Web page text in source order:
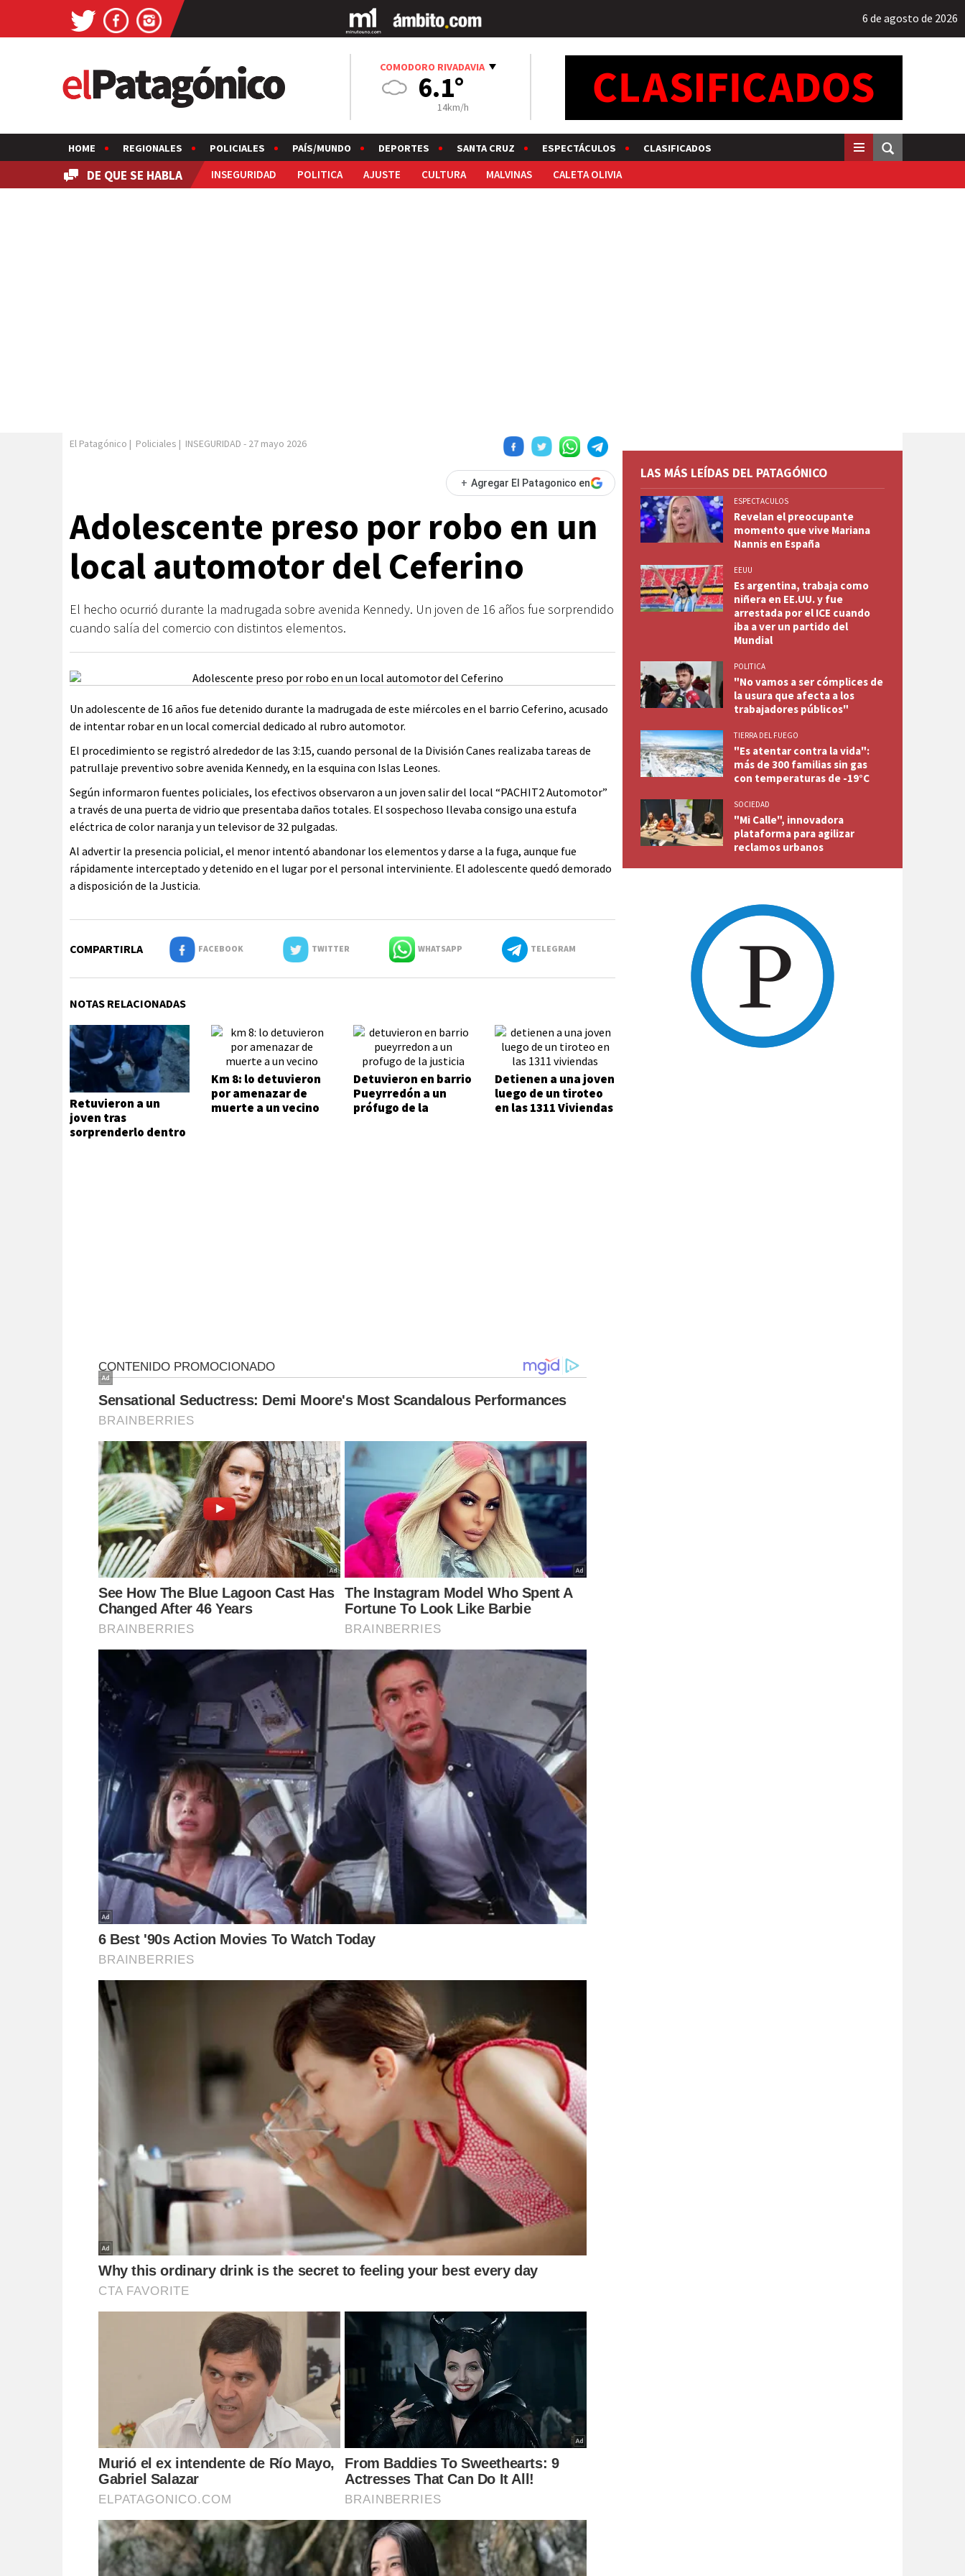
6 de agosto de 2026
COMODORO RIVADAVIA
6.1°
14km/h
HOME REGIONALES POLICIALES PAÍS/MUNDO DEPORTES SANTA CRUZ ESPECTÁCULOS CLASIFICADOS
DE QUE SE HABLA INSEGURIDAD POLITICA AJUSTE CULTURA MALVINAS CALETA OLIVIA
El Patagónico | Policiales | INSEGURIDAD - 27 mayo 2026
+ Agregar El Patagonico en
Adolescente preso por robo en un
local automotor del Ceferino
El hecho ocurrió durante la madrugada sobre avenida Kennedy. Un joven de 16 años fue sorprendido
cuando salía del comercio con distintos elementos.
Un adolescente de 16 años fue detenido durante la madrugada de este miércoles en el barrio Ceferino, acusado
de intentar robar en un local comercial dedicado al rubro automotor.
El procedimiento se registró alrededor de las 3:15, cuando personal de la División Canes realizaba tareas de
patrullaje preventivo sobre avenida Kennedy, en la esquina con Islas Leones.
Según informaron fuentes policiales, los efectivos observaron a un joven salir del local “PACHIT2 Automotor”
a través de una puerta de vidrio que presentaba daños totales. El sospechoso llevaba consigo una estufa
eléctrica de color naranja y un televisor de 32 pulgadas.
Al advertir la presencia policial, el menor intentó abandonar los elementos y darse a la fuga, aunque fue
rápidamente interceptado y detenido en el lugar por el personal interviniente. El adolescente quedó demorado
a disposición de la Justicia.
COMPARTIRLA FACEBOOK TWITTER WHATSAPP TELEGRAM
NOTAS RELACIONADAS
Retuvieron a un
joven tras
sorprenderlo dentro
Km 8: lo detuvieron
por amenazar de
muerte a un vecino
Detuvieron en barrio
Pueyrredón a un
prófugo de la
Detienen a una joven
luego de un tiroteo
en las 1311 Viviendas
LAS MÁS LEÍDAS DEL PATAGÓNICO
ESPECTACULOS
Revelan el preocupante
momento que vive Mariana
Nannis en España
EEUU
Es argentina, trabaja como
niñera en EE.UU. y fue
arrestada por el ICE cuando
iba a ver un partido del
Mundial
POLITICA
"No vamos a ser cómplices de
la usura que afecta a los
trabajadores públicos"
TIERRA DEL FUEGO
"Es atentar contra la vida":
más de 300 familias sin gas
con temperaturas de -19°C
SOCIEDAD
"Mi Calle", innovadora
plataforma para agilizar
reclamos urbanos